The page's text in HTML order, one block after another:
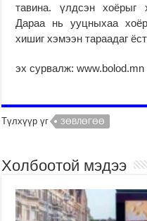
тавина. үлдсэн хоёрыг
Дараа нь ууцныхаа
хишиг хэмээн тараадаг
эх сурвалж: www.bolod.mn
Түлхүүр үг ЗӨВЛӨГӨӨ
Холбоотой мэдээ